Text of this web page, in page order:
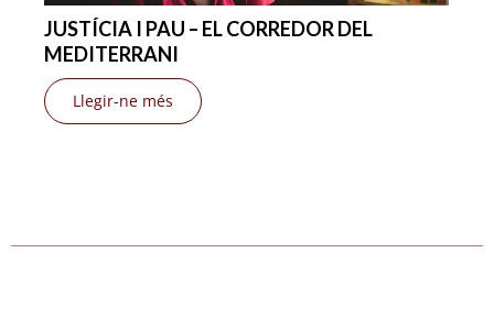
JUSTÍCIA I PAU – EL CORREDOR DEL
MEDITERRANI
Llegir-ne més